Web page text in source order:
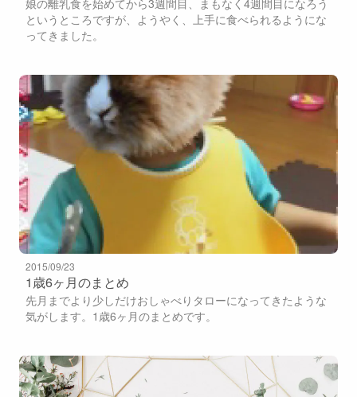
娘の離乳食を始めてから3週間目、まもなく4週間目になろう
というところですが、ようやく、上手に食べられるようにな
ってきました。
2015/09/23
1歳6ヶ月のまとめ
先月までより少しだけおしゃべりタローになってきたような
気がします。1歳6ヶ月のまとめです。